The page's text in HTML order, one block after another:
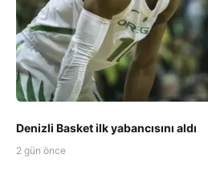
Denizli Basket ilk yabancısını aldı
2 gün önce